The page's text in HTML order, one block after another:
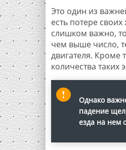
Это один из
есть потере
слишком важно,
чем выше число,
двигателя. Кроме
количества таких
Однако
падение
езда на нем